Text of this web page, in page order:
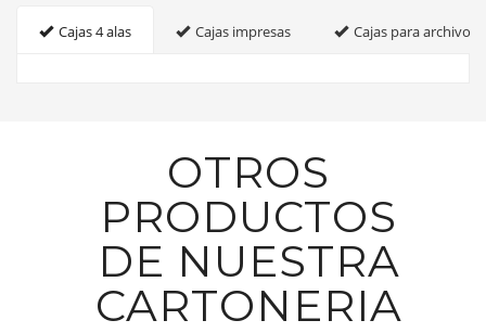
Cajas 4 alas Cajas impresas Cajas para archivo
OTROS
PRODUCTOS
DE NUESTRA
CARTONERIA